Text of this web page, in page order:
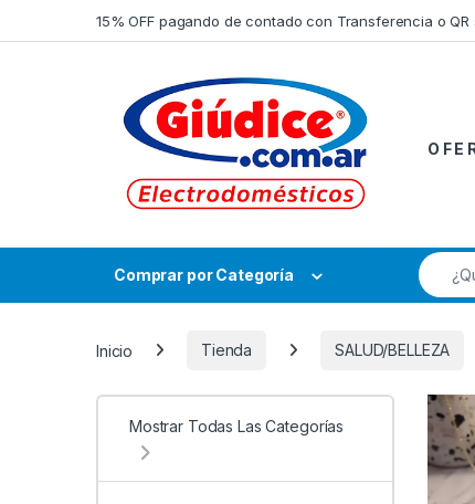
15% OFF pagando de contado con Transferencia o
O F E
Comprar por Categoría
Inicio Tienda SALUD/BELLEZA
Mostrar Todas Las Categorías